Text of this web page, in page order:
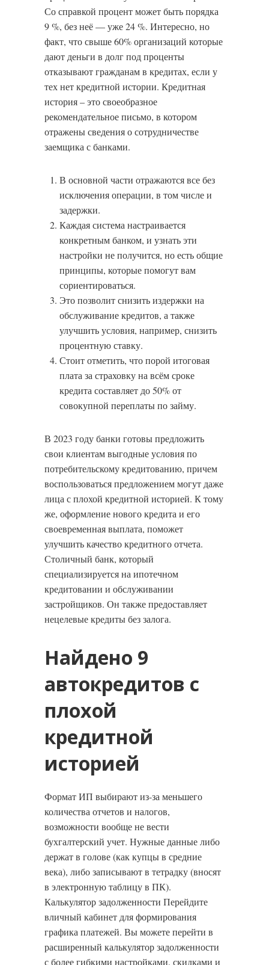
Со справкой процент может быть порядка
9 %, без неё — уже 24 %. Интересно, но
факт, что свыше 60% организаций которые
дают деньги в долг под проценты
отказывают гражданам в кредитах, если у
тех нет кредитной истории. Кредитная
история – это своеобразное
рекомендательное письмо, в котором
отражены сведения о сотрудничестве
заемщика с банками.
В основной части отражаются все без
исключения операции, в том числе и
задержки.
Каждая система настраивается
конкретным банком, и узнать эти
настройки не получится, но есть общие
принципы, которые помогут вам
сориентироваться.
Это позволит снизить издержки на
обслуживание кредитов, а также
улучшить условия, например, снизить
процентную ставку.
Стоит отметить, что порой итоговая
плата за страховку на всём сроке
кредита составляет до 50% от
совокупной переплаты по займу.
В 2023 году банки готовы предложить
свои клиентам выгодные условия по
потребительскому кредитованию, причем
воспользоваться предложением могут даже
лица с плохой кредитной историей. К тому
же, оформление нового кредита и его
своевременная выплата, поможет
улучшить качество кредитного отчета.
Столичный банк, который
специализируется на ипотечном
кредитовании и обслуживании
застройщиков. Он также предоставляет
нецелевые кредиты без залога.
Найдено 9
автокредитов с
плохой
кредитной
историей
Формат ИП выбирают из-за меньшего
количества отчетов и налогов,
возможности вообще не вести
бухгалтерский учет. Нужные данные либо
держат в голове (как купцы в средние
века), либо записывают в тетрадку (вносят
в электронную таблицу в ПК).
Калькулятор задолженности Перейдите
вличный кабинет для формирования
графика платежей. Вы можете перейти в
расширенный калькулятор задолженности
с более гибкими настройками, скидками и